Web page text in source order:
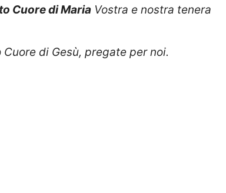
Cuore di Maria Vostra e nostra tenera
di Gesù, pregate per noi.